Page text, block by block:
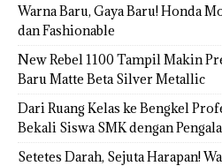
Warna Baru, Gaya Baru! Honda
dan Fashionable
New Rebel 1100 Tampil Makin
Baru Matte Beta Silver Metallic
Dari Ruang Kelas ke Bengkel
Bekali Siswa SMK dengan
Setetes Darah, Sejuta Harapan!